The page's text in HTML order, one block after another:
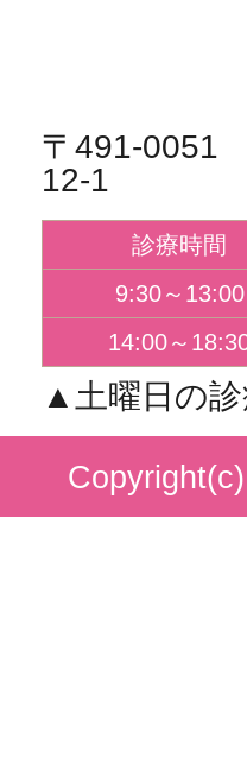
〒491-0051
12-1
診療時間
9:30～13:00
14:00～
▲土曜日の